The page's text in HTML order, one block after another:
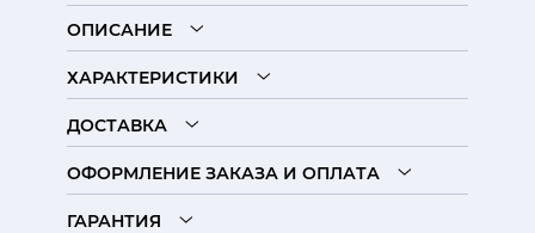
ОПИСАНИЕ
ХАРАКТЕРИСТИКИ
ДОСТАВКА
ОФОРМЛЕНИЕ ЗАКАЗА И ОПЛАТА
ГАРАНТИЯ